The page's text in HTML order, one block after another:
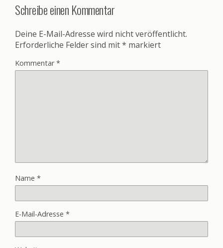
Schreibe einen Kommentar
Deine E-Mail-Adresse wird nicht veröffentlicht.
Erforderliche Felder sind mit* markiert
Kommentar*
Name *
E-Mail-Adresse *